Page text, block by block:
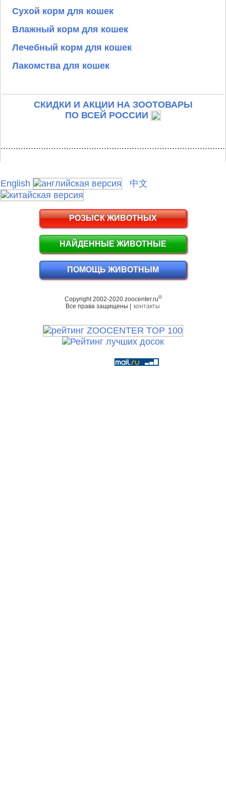
Сухой корм для кошек
Влажный корм для кошек
Лечебный корм для кошек
Лакомства для кошек
СКИДКИ И АКЦИИ НА ЗООТОВАРЫ
ПО ВСЕЙ РОССИИ
English 中文
РОЗЫСК ЖИВОТНЫХ
НАЙДЕННЫЕ ЖИВОТНЫЕ
ПОМОЩЬ ЖИВОТНЫМ
Copyright 2002-2020 zoocenter.ru©
Все права защищены | контакты